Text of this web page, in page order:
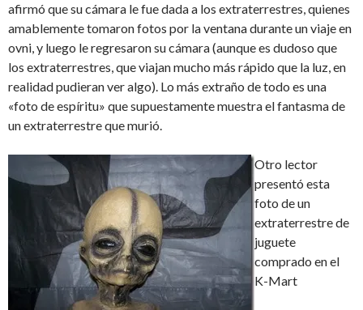
afirmó que su cámara le fue dada a los extraterrestres, quienes
amablemente tomaron fotos por la ventana durante un viaje en
ovni, y luego le regresaron su cámara (aunque es dudoso que
los extraterrestres, que viajan mucho más rápido que la luz, en
realidad pudieran ver algo). Lo más extraño de todo es una
«foto de espíritu» que supuestamente muestra el fantasma de
un extraterrestre que murió.
Otro lector
presentó esta
foto de un
extraterrestre de
juguete
comprado en el
K-Mart